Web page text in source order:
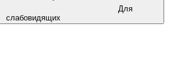
Для
слабовидящих